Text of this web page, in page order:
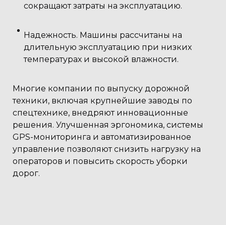
сокращают затраты на эксплуатацию.
Надежность. Машины рассчитаны на
длительную эксплуатацию при низких
температурах и высокой влажности.
Многие компании по выпуску дорожной
техники, включая крупнейшие заводы по
спецтехнике, внедряют инновационные
решения. Улучшенная эргономика, системы
GPS-мониторинга и автоматизированное
управление позволяют снизить нагрузку на
операторов и повысить скорость уборки
дорог.